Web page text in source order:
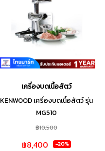
เครื่องบดเนื้อสัตว์
KENWOOD เครื่องบดเนื้อสัตว์ รุ่น
MG510
฿10,500
฿8,400 -20%